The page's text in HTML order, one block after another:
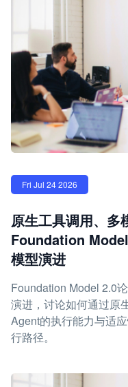
Fri Jul 24 2026
原生工具调用、多
Foundation
模型演进
Foundation Model 2.0
演进，讨论如何通过原
Agent的执行能力与适
行路径。